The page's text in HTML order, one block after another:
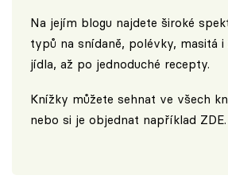
Na jejím blogu najdete široké
typů na snídaně, polévky, masitá
jídla, až po jednoduché recepty.
Knížky můžete sehnat ve všech
nebo si je objednat například ZDE.